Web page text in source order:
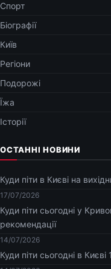
Спорт
Біографії
Київ
Регіони
Подорожі
Їжа
Історії
ОСТАННІ НОВИНИ
Куди піти в Києві на
17/07/2026
Куди піти сьогодні у
рекомендації
14/07/2026
Куди піти сьогодні в